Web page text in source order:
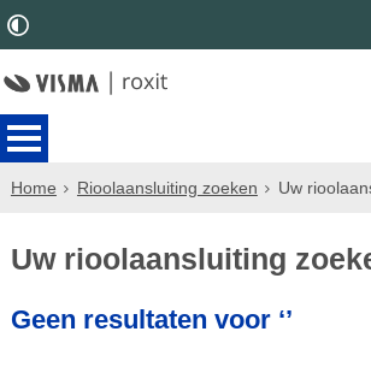
Home Rioolaansluiting zoeken Uw
Uw rioolaansluiting
Geen resultaten voor ‘’